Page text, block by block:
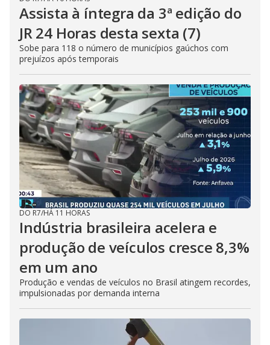
Assista à íntegra da 3ª edição do
JR 24 Horas desta sexta (7)
Sobe para 118 o número de municípios gaúchos com
prejuízos após temporais
DO R7/HÁ 11 HORAS
Indústria brasileira acelera e
produção de veículos cresce 8,3%
em um ano
Produção e vendas de veículos no Brasil atingem recordes,
impulsionadas por demanda interna